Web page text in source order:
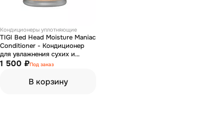
Кондиционеры уплотняющие
TIGI Bed Head Moisture Maniac
Conditioner - Кондиционер
для увлажнения сухих и
тусклых волос 400 мл
1 500 ₽Под заказ
В корзину